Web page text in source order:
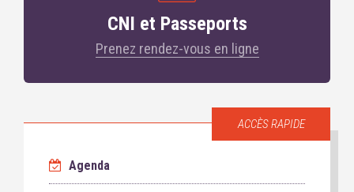
CNI et Passeports
Prenez rendez-vous en ligne
ACCÈS RAPIDE
Agenda